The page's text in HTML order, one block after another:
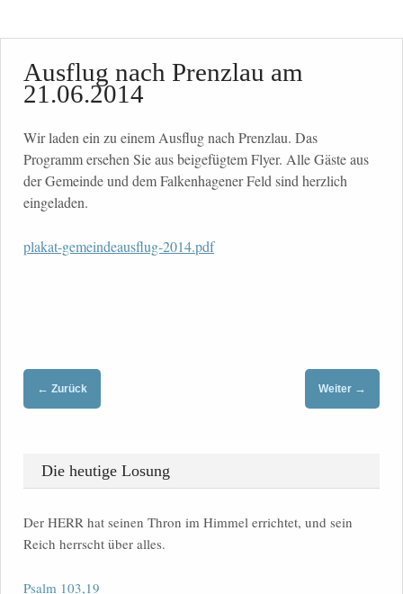
Ausflug nach Prenzlau am
21.06.2014
Wir laden ein zu einem Ausflug nach Prenzlau. Das
Programm ersehen Sie aus beigefügtem Flyer. Alle Gäste aus
der Gemeinde und dem Falkenhagener Feld sind herzlich
eingeladen.
plakat-gemeindeausflug-2014.pdf
← Zurück Weiter →
Die heutige Losung
Der HERR hat seinen Thron im Himmel errichtet, und sein
Reich herrscht über alles.
Psalm 103,19